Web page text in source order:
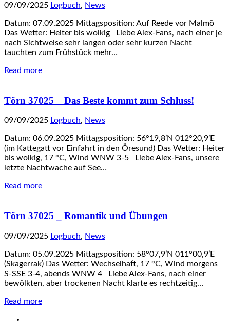
09/09/2025 Logbuch, News
Datum: 07.09.2025 Mittagsposition: Auf Reede vor Malmö
Das Wetter: Heiter bis wolkig Liebe Alex-Fans, nach einer je
nach Sichtweise sehr langen oder sehr kurzen Nacht
tauchten zum Frühstück mehr…
Read more
Törn 37025 _ Das Beste kommt zum Schluss!
09/09/2025 Logbuch, News
Datum: 06.09.2025 Mittagsposition: 56°19,8’N 012°20,9’E
(im Kattegatt vor Einfahrt in den Öresund) Das Wetter: Heiter
bis wolkig, 17 °C, Wind WNW 3-5 Liebe Alex-Fans, unsere
letzte Nachtwache auf See…
Read more
Törn 37025 _ Romantik und Übungen
09/09/2025 Logbuch, News
Datum: 05.09.2025 Mittagsposition: 58°07,9’N 011°00,9’E
(Skagerrak) Das Wetter: Wechselhaft, 17 °C, Wind morgens
S-SSE 3-4, abends WNW 4 Liebe Alex-Fans, nach einer
bewölkten, aber trockenen Nacht klarte es rechtzeitig…
Read more